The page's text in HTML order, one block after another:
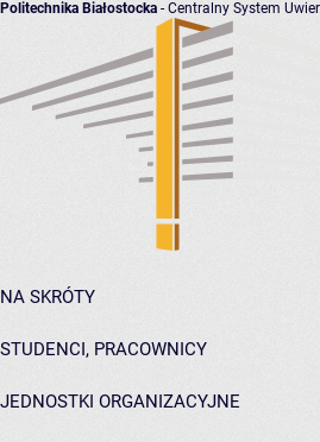
Politechnika Białostocka - Centralny System
NA SKRÓTY
STUDENCI, PRACOWNICY
JEDNOSTKI ORGANIZACYJNE